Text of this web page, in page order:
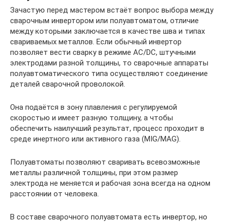
Зачастую перед мастером встаёт вопрос выбора между
сварочным инвертором или полуавтоматом, отличие
между которыми заключается в качестве шва и типах
свариваемых металлов. Если обычный инвертор
позволяет вести сварку в режиме AC/DC, штучными
электродами разной толщины, то сварочные аппараты
полуавтоматического типа осуществляют соединение
деталей сварочной проволокой.
Она подаётся в зону плавления с регулируемой
скоростью и имеет разную толщину, а чтобы
обеспечить наилучший результат, процесс проходит в
среде инертного или активного газа (MIG/MAG).
Полуавтоматы позволяют сваривать всевозможные
металлы различной толщины, при этом размер
электрода не меняется и рабочая зона всегда на одном
расстоянии от человека.
В составе сварочного полуавтомата есть инвертор, но